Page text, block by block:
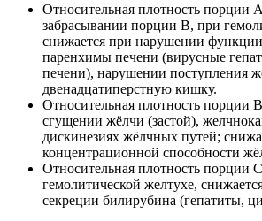
Относительная плотность порции
забрасывании порции В, при
снижается при нарушении
паренхимы печени (вирусные
печени), нарушении поступления
двенадцатиперстную кишку.
Относительная плотность порции
сгущении жёлчи (застой),
дискинезиях жёлчных путей;
концентрационной способности
Относительная плотность порции
гемолитической желтухе,
секреции билирубина (гепатиты,